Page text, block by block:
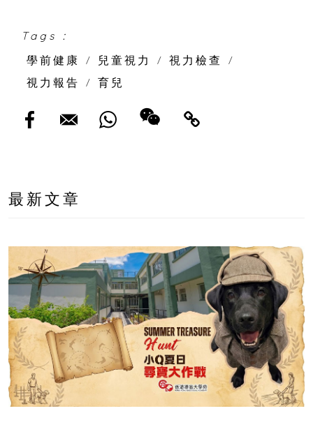
Tags :
學前健康
/ 兒童視力 / 視力檢查
/
視力報告
/ 育兒
最新文章